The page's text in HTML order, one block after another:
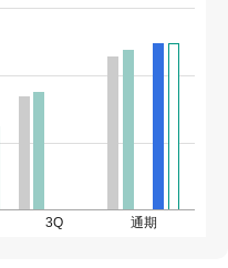
3Q 通期